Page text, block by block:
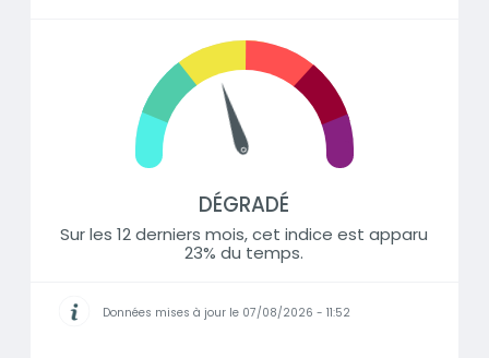
DÉGRADÉ
Sur les 12 derniers mois, cet indice est apparu
23% du temps.
InformationsDonnées mises à jour le 07/08/2026 - 11:52